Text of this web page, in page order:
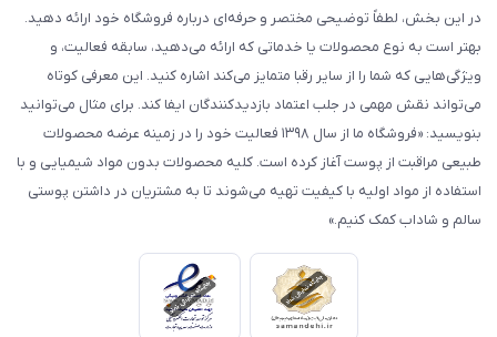
در این بخش، لطفاً توضیحی مختصر و حرفه‌ای درباره فروشگاه خود ارائه دهید.
بهتر است به نوع محصولات یا خدماتی که ارائه می‌دهید، سابقه فعالیت، و
ویژگی‌هایی که شما را از سایر رقبا متمایز می‌کند اشاره کنید. این معرفی کوتاه
می‌تواند نقش مهمی در جلب اعتماد بازدیدکنندگان ایفا کند. برای مثال می‌توانید
بنویسید: «فروشگاه ما از سال ۱۳۹۸ فعالیت خود را در زمینه عرضه محصولات
طبیعی مراقبت از پوست آغاز کرده است. کلیه محصولات بدون مواد شیمیایی و با
استفاده از مواد اولیه با کیفیت تهیه می‌شوند تا به مشتریان در داشتن پوستی
سالم و شاداب کمک کنیم.»